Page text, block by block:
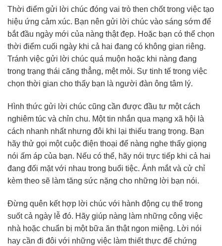
Thời điểm gửi lời chúc đóng vai trò then chốt trong việc tạo
hiệu ứng cảm xúc. Bạn nên gửi lời chúc vào sáng sớm để
bắt đầu ngày mới của nàng thật đẹp. Hoặc bạn có thể chọn
thời điểm cuối ngày khi cả hai đang có không gian riêng.
Tránh việc gửi lời chúc quá muộn hoặc khi nàng đang
trong trạng thái căng thẳng, mệt mỏi. Sự tinh tế trong việc
chọn thời gian cho thấy bạn là người đàn ông tâm lý.
Hình thức gửi lời chúc cũng cần được đầu tư một cách
nghiêm túc và chỉn chu. Một tin nhắn qua mạng xã hội là
cách nhanh nhất nhưng đôi khi lại thiếu trang trọng. Bạn
hãy thử gọi một cuộc điện thoại để nàng nghe thấy giọng
nói ấm áp của bạn. Nếu có thể, hãy nói trực tiếp khi cả hai
đang đối mặt với nhau trong buổi tiệc. Ánh mắt và cử chỉ
kèm theo sẽ làm tăng sức nặng cho những lời bạn nói.
Đừng quên kết hợp lời chúc với hành động cụ thể trong
suốt cả ngày lễ đó. Hãy giúp nàng làm những công việc
nhà hoặc chuẩn bị một bữa ăn thật ngon miệng. Lời nói
hay cần đi đôi với những việc làm thiết thực để chứng